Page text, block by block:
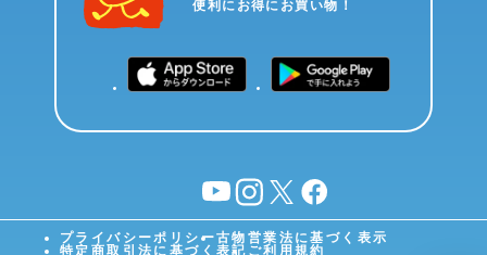
便利にお得にお買い物！
YouTubeinstagram
X facebook
プライバシーポリシー古物営業法に基づく表示
特定商取引法に基づく表記 ご利用規約